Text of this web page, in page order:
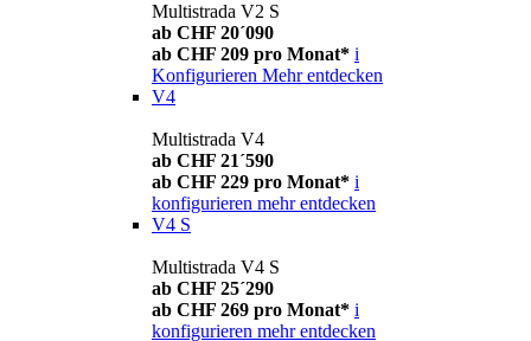
Multistrada V2 S
ab CHF 20´090
ab CHF 209 pro Monat* i
Konfigurieren Mehr entdecken
V4
Multistrada V4
ab CHF 21´590
ab CHF 229 pro Monat* i
konfigurieren mehr entdecken
V4 S
Multistrada V4 S
ab CHF 25´290
ab CHF 269 pro Monat* i
konfigurieren mehr entdecken